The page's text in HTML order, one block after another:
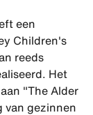
een
Children's
reeds
Het
"The Alder
van gezinnen